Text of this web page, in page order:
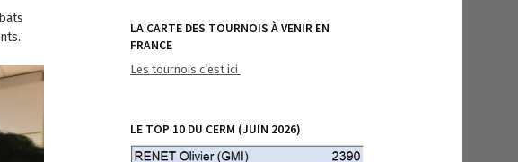
LA CARTE DES TOURNOIS À VENIR EN
FRANCE
Les tournois c’est ici
LE TOP 10 DU CERM (JUIN 2026)